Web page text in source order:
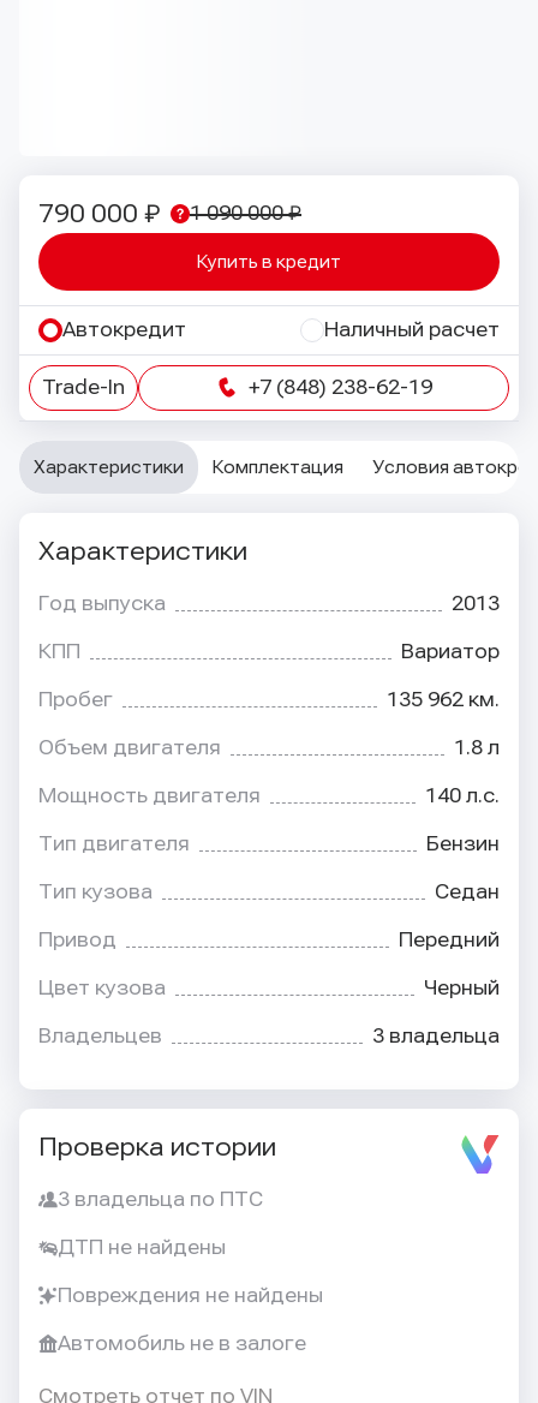
790 000 ₽ 1 090 000 ₽
Купить в кредит
Автокредит Наличный расчет
Trade-In +7 (848) 238-62-19
Характеристики Комплектация Условия
Характеристики
Год выпуска 2013
КПП Вариатор
Пробег 135 962 км.
Объем двигателя 1.8 л
Мощность двигателя 140 л.с.
Тип двигателя Бензин
Тип кузова Седан
Привод Передний
Цвет кузова Черный
Владельцев 3 владельца
Проверка истории
3 владельца по ПТС
ДТП не найдены
Повреждения не найдены
Автомобиль не в залоге
Смотреть отчет по VIN